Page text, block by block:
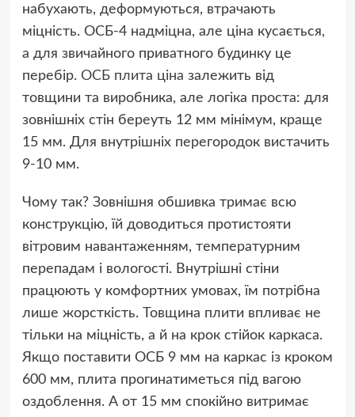
набухають, деформуються, втрачають
міцність. ОСБ-4 надміцна, але ціна кусається,
а для звичайного приватного будинку це
перебір. ОСБ плита ціна залежить від
товщини та виробника, але логіка проста: для
зовнішніх стін береуть 12 мм мінімум, краще
15 мм. Для внутрішніх перегородок вистачить
9-10 мм.
Чому так? Зовнішня обшивка тримає всю
конструкцію, їй доводиться протистояти
вітровим навантаженням, температурним
перепадам і вологості. Внутрішні стіни
працюють у комфортних умовах, їм потрібна
лише жорсткість. Товщина плити впливає не
тільки на міцність, а й на крок стійок каркаса.
Якщо поставити ОСБ 9 мм на каркас із кроком
600 мм, плита прогинатиметься під вагою
оздоблення. А от 15 мм спокійно витримає